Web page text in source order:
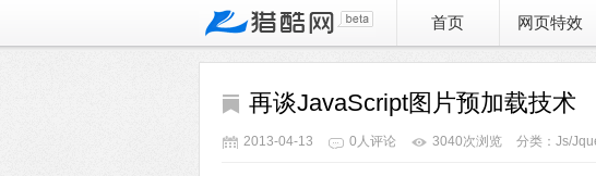
首页 网页特效
再谈JavaScript图片预加载技术
2013-04-13 0人评论 3040次浏览 分类：Js/